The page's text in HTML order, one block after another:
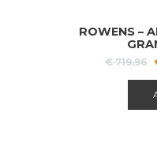
ROWENS –
€719.96